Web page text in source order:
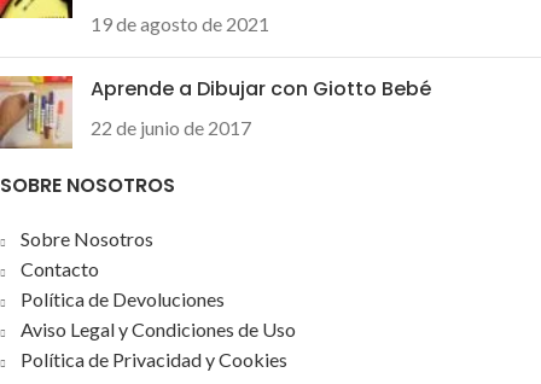
19 de agosto de 2021
Aprende a Dibujar con Giotto Bebé
22 de junio de 2017
SOBRE NOSOTROS
Sobre Nosotros
Contacto
Política de Devoluciones
Aviso Legal y Condiciones de Uso
Política de Privacidad y Cookies